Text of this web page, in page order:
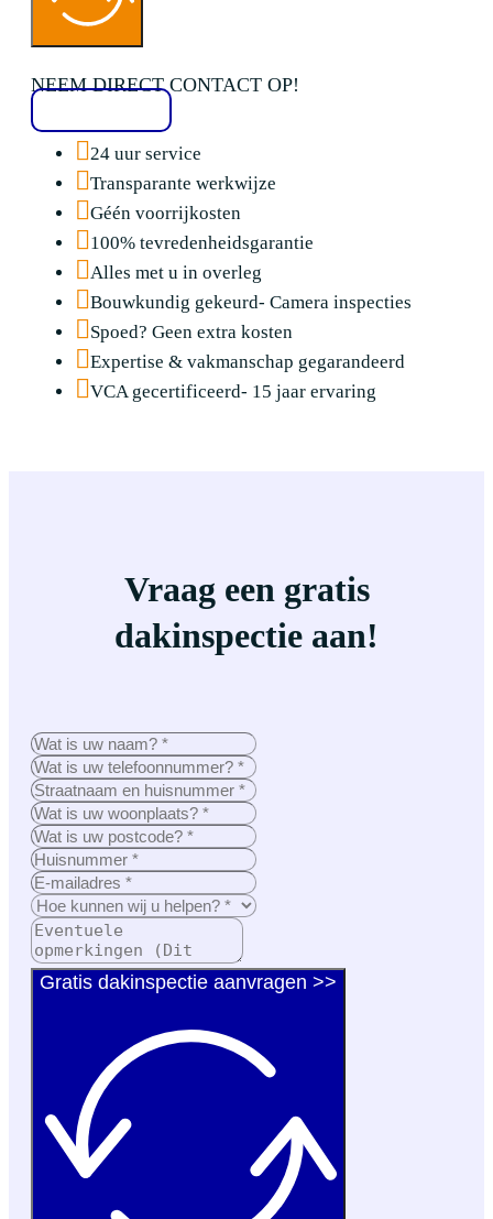
NEEM DIRECT CONTACT OP!
24 uur service
Transparante werkwijze
Géén voorrijkosten
100% tevredenheidsgarantie
Alles met u in overleg
Bouwkundig gekeurd- Camera inspecties
Spoed? Geen extra kosten
Expertise & vakmanschap gegarandeerd
VCA gecertificeerd- 15 jaar ervaring
Vraag een gratis
dakinspectie aan!
Gratis dakinspectie aanvragen >>